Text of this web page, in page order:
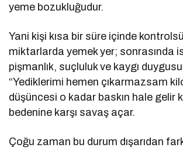
yeme bozukluğudur.
Yani kişi kısa bir süre içinde
miktarlarda yemek yer; sonrasında
pişmanlık, suçluluk ve kaygı
“Yediklerimi hemen çıkarmazsam
düşüncesi o kadar baskın hale gelir
bedenine karşı savaş açar.
Çoğu zaman bu durum dışarıdan